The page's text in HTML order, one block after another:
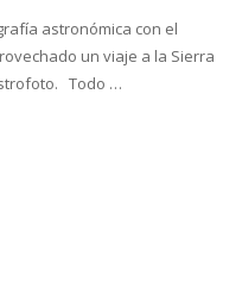
astronómica con el
un viaje a la Sierra
Todo …